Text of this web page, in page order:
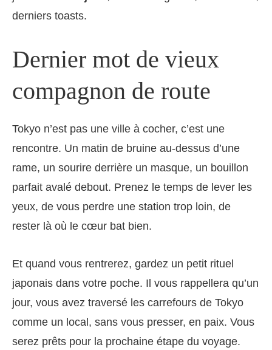
derniers toasts.
Dernier mot de vieux
compagnon de route
Tokyo n’est pas une ville à cocher, c’est une
rencontre. Un matin de bruine au-dessus d’une
rame, un sourire derrière un masque, un bouillon
parfait avalé debout. Prenez le temps de lever les
yeux, de vous perdre une station trop loin, de
rester là où le cœur bat bien.
Et quand vous rentrerez, gardez un petit rituel
japonais dans votre poche. Il vous rappellera qu’un
jour, vous avez traversé les carrefours de Tokyo
comme un local, sans vous presser, en paix. Vous
serez prêts pour la prochaine étape du voyage.